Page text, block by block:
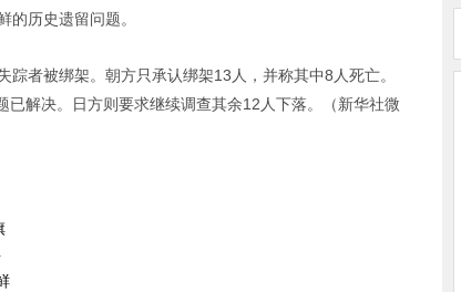
的历史遗留问题。
者被绑架。朝方只承认绑架13人，并称其中8人死亡。
解决。日方则要求继续调查其余12人下落。（新华社微